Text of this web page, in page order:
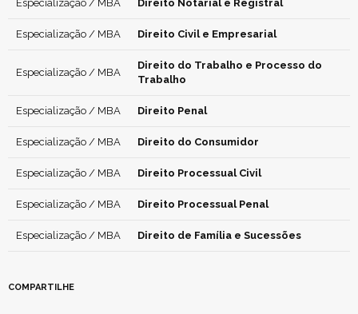
Especialização / MBA Direito Notarial e Registral
Especialização / MBA Direito Civil e Empresarial
Especialização / MBA
Direito do Trabalho e Processo do
Trabalho
Especialização / MBA Direito Penal
Especialização / MBA Direito do Consumidor
Especialização / MBA Direito Processual Civil
Especialização / MBA Direito Processual Penal
Especialização / MBA Direito de Família e Sucessões
COMPARTILHE